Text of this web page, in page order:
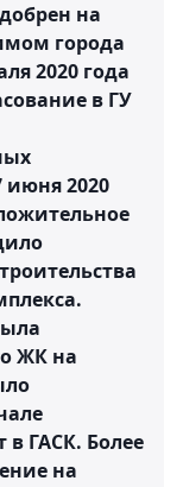
на
города
2020 года
в ГУ
июня 2020
ЖК на
ГАСК. Более
на